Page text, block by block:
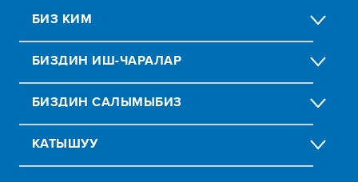
БИЗ КИМ
БИЗДИН ИШ-ЧАРАЛАР
БИЗДИН CАЛЫМЫБИЗ
КАТЫШУУ